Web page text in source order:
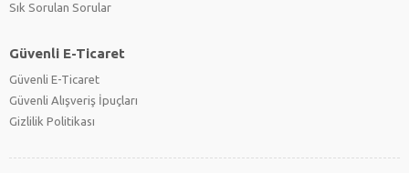
Sık Sorulan Sorular
Güvenli E-Ticaret
Güvenli E-Ticaret
Güvenli Alışveriş İpuçları
Gizlilik Politikası